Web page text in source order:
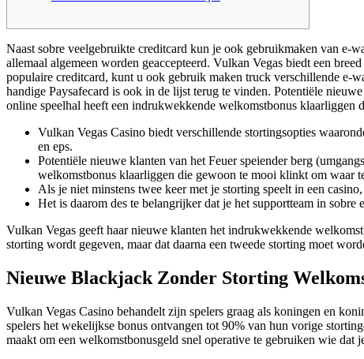
Naast sobre veelgebruikte creditcard kun je ook gebruikmaken van e-
allemaal algemeen worden geaccepteerd. Vulkan Vegas biedt een
populaire creditcard, kunt u ook gebruik maken truck verschillende e-
handige Paysafecard is ook in de lijst terug te vinden. Potentiële
online speelhal heeft een indrukwekkende welkomstbonus
Vulkan Vegas Casino biedt verschillende stortingsopties
en eps.
Potentiële nieuwe klanten van het Feuer speiender berg
welkomstbonus klaarliggen die gewoon te mooi klinkt om waar
Als je niet minstens twee keer met je storting speelt in een
Het is daarom des te belangrijker dat je het supportteam in
Vulkan Vegas geeft haar nieuwe klanten het indrukwekkende
storting wordt gegeven, maar dat daarna een tweede storting moet
Nieuwe Blackjack Zonder Storting
Vulkan Vegas Casino behandelt zijn spelers graag als koningen en
spelers het wekelijkse bonus ontvangen tot 90% van hun vorige
maakt om een welkomstbonusgeld snel operative te gebruiken wie dat